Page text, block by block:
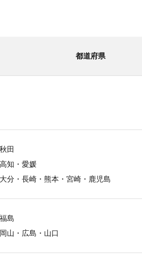
都道府県
田
知・愛媛
分・長崎・熊本・宮崎・鹿児島
島
山・広島・山口